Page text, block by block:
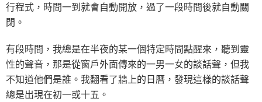
行程式，時間一到就會自動開放，過了一段時間後就自動關
閉。
有段時間，我總是在半夜的某一個特定時間點醒來，聽到靈
性的聲音，那是從窗戶外面傳來的一男一女的談話聲，但我
不知道他們是誰。我翻看了牆上的日曆，發現這樣的談話聲
總是出現在初一或十五。